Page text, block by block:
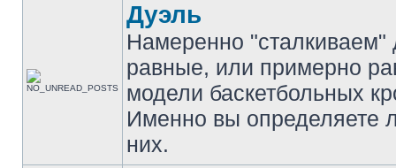
Дуэль
Намеренно "сталкиваем"
равные, или примерно
модели баскетбольных
Именно вы определяете
них.